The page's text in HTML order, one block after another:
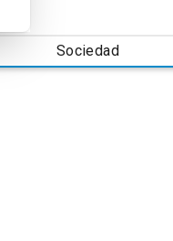
Sociedad